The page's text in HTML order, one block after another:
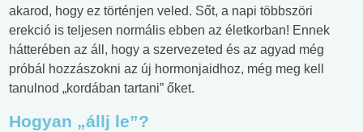
akarod, hogy ez történjen veled. Sőt, a napi többszöri
erekció is teljesen normális ebben az életkorban! Ennek
hátterében az áll, hogy a szervezeted és az agyad még
próbál hozzászokni az új hormonjaidhoz, még meg kell
tanulnod „kordában tartani” őket.
Hogyan „állj le”?